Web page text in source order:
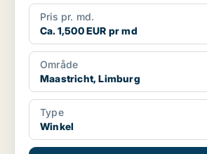
Pris pr. md.
Ca. 1,500 EUR pr md
Område
Maastricht, Limburg
Type
Winkel